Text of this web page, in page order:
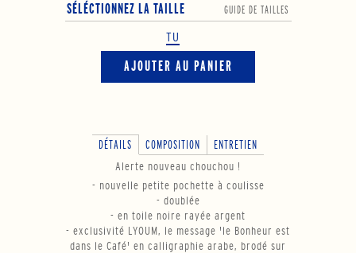
SÉLÉCTIONNEZ LA TAILLE GUIDE DE TAILLES
TU
AJOUTER AU PANIER
DÉTAILS COMPOSITION
ENTRETIEN
Alerte nouveau chouchou !
- nouvelle petite pochette à coulisse
- doublée
- en toile noire rayée argent
- exclusivité LYOUM, le message 'le Bonheur est
dans le Café' en calligraphie arabe, brodé sur